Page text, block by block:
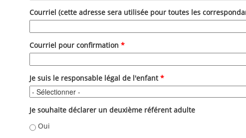
Courriel (cette adresse sera utilisée pour toutes les
Courriel pour confirmation *
Je suis le responsable légal de l'enfant*
Je souhaite déclarer un deuxième référent adulte
Oui